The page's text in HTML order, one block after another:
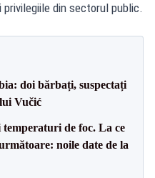
din sectorul public.
doi bărbați, suspectați
Vučić
de foc. La ce
noile date de la